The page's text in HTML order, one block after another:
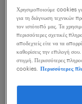
γραμματεία
αγρίνιο, west
μόνιμη
Χρησιμοποιούμε cookies
για τη διάγνωση τεχνικών
τον ιστότοπό μας. Τα
περισσότερες σχετικές
αποδεχτείς είτε να τα
καθορίσεις την επιλογή
στιγμή. Περισσότερες
cookies.
Περισσότερες